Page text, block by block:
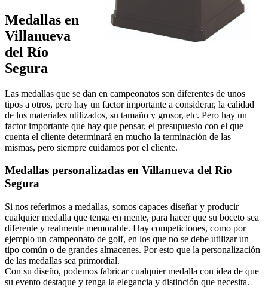
Medallas en
Villanueva
del Río
Segura
Las medallas que se dan en campeonatos son diferentes de unos
tipos a otros, pero hay un factor importante a considerar, la calidad
de los materiales utilizados, su tamaño y grosor, etc. Pero hay un
factor importante que hay que pensar, el presupuesto con el que
cuenta el cliente determinará en mucho la terminación de las
mismas, pero siempre cuidamos por el cliente.
Medallas personalizadas en Villanueva del Río
Segura
Si nos referimos a medallas, somos capaces diseñar y producir
cualquier medalla que tenga en mente, para hacer que su boceto sea
diferente y realmente memorable. Hay competiciones, como por
ejemplo un campeonato de golf, en los que no se debe utilizar un
tipo común o de grandes almacenes. Por esto que la personalización
de las medallas sea primordial.
Con su diseño, podemos fabricar cualquier medalla con idea de que
su evento destaque y tenga la elegancia y distinción que necesita.